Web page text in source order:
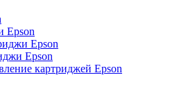
Epson
Epson
Epson
картриджей Epson